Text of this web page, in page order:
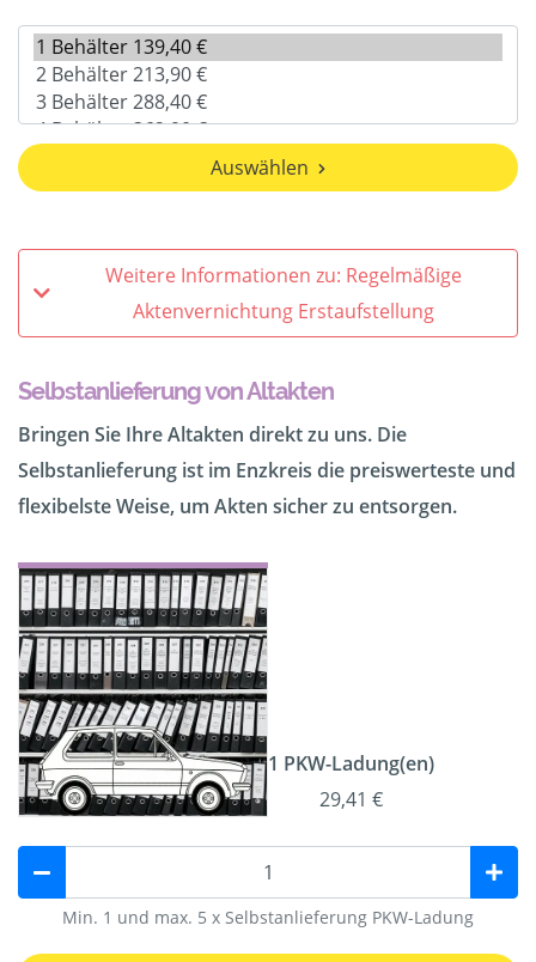
Auswählen
Weitere Informationen zu: Regelmäßige
Aktenvernichtung Erstaufstellung
Selbstanlieferung von Altakten
Bringen Sie Ihre Altakten direkt zu uns. Die
Selbstanlieferung ist im Enzkreis die preiswerteste und
flexibelste Weise, um Akten sicher zu entsorgen.
1 PKW-Ladung(en)
29,41 €
Min. 1 und max. 5 x Selbstanlieferung PKW-Ladung